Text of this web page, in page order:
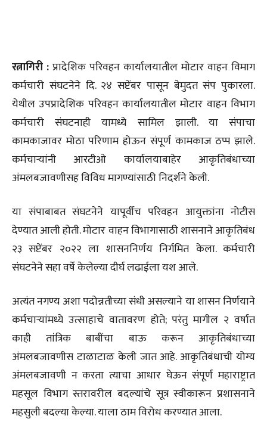
रत्नागिरी : प्रादेशिक परिवहन कार्यालयातील मोटार वाहन विमाग
कर्मचारी संघटनेने दि. २४ सप्टेंबर पासून बेमुदत संप पुकारला.
येथील उपप्रादेशिक परिवहन कार्यालयातील मोटार वाहन विभाग
कर्मचारी संघटनाही यामध्ये सामिल झाली. या संपाचा
कामकाजावर मोठा परिणाम होऊन संपूर्ण कामकाज ठप्प झाले.
कर्मचाऱ्यांनी आरटीओ कार्यालयाबाहेर आकृतिबंधाच्या
अंमलबजावणीसह विविध मागण्यांसाठी निदर्शने केली.
या संपाबाबत संघटनेने यापूर्वीच परिवहन आयुक्तांना नोटीस
देण्यात आली होती. मोटार वाहन विभागासाठी शासनाने आकृतिबंध
२३ सप्टेंबर २०२२ ला शासननिर्णय निर्गमित केला. कर्मचारी
संघटनेने सहा वर्षे केलेल्या दीर्घ लढाईला यश आले.
अत्यंत नगण्य अशा पदोन्नतीच्या संधी असल्याने या शासन निर्णयाने
कर्मचाऱ्यांमध्ये उत्साहाचे वातावरण होते; परंतु मागील २ वर्षात
काही तांत्रिक बाबींचा बाऊ करून आकृतिबंधाच्या
अंमलबजावणीस टाळाटाळ केली जात आहे. आकृतिबंधाची योग्य
अंमलबजावणी न करता त्याचा आधार घेऊन संपूर्ण महाराष्ट्रात
महसूल विभाग स्तरावरील बदल्यांचे सूत्र स्वीकारून प्रशासनाने
महसुली बदल्या केल्या. याला ठाम विरोध करण्यात आला.